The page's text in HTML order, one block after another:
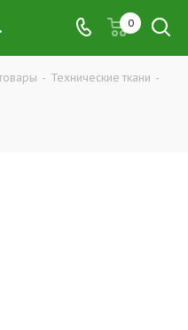
ТД УРАЛСИЗ 0
- Технические ткани -